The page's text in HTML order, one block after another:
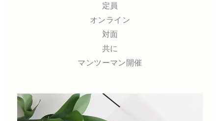
定員
オンライン
対面
共に
マンツーマン開催